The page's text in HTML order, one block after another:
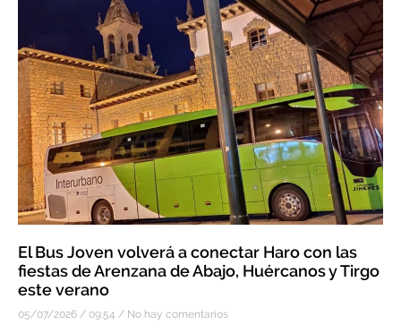
El Bus Joven volverá a conectar Haro con las
fiestas de Arenzana de Abajo, Huércanos y Tirgo
este verano
05/07/2026 09:54 No hay comentarios